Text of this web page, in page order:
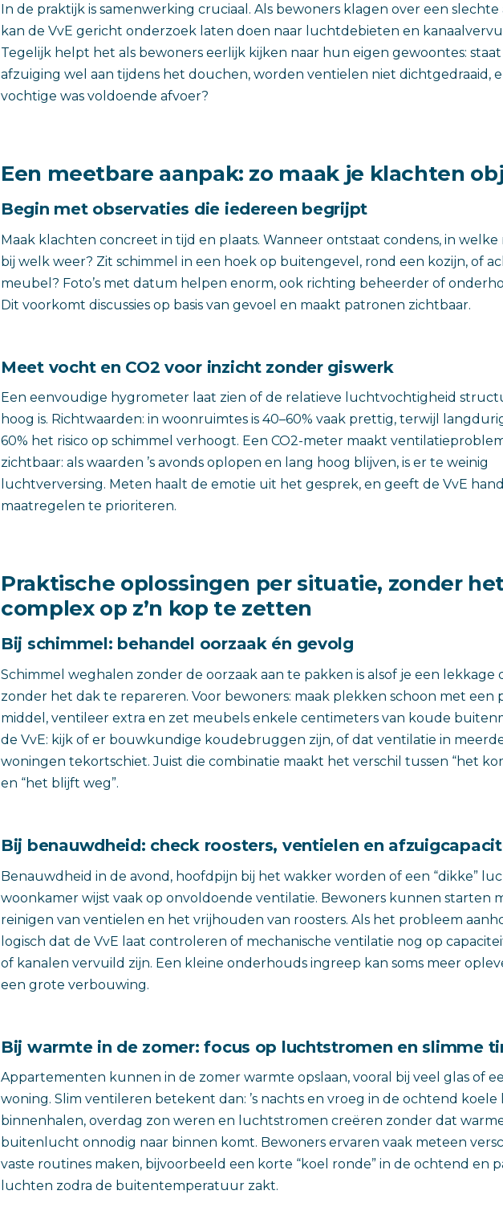
In de praktijk is samenwerking cruciaal. Als bewoners klagen over een slechte
kan de VvE gericht onderzoek laten doen naar luchtdebieten en
Tegelijk helpt het als bewoners eerlijk kijken naar hun eigen gewoontes:
afzuiging wel aan tijdens het douchen, worden ventielen niet dichtgedraaid,
vochtige was voldoende afvoer?
Een meetbare aanpak: zo maak je klachten
Begin met observaties die iedereen begrijpt
Maak klachten concreet in tijd en plaats. Wanneer ontstaat condens, in welke
bij welk weer? Zit schimmel in een hoek op buitengevel, rond een kozijn, of
meubel? Foto’s met datum helpen enorm, ook richting beheerder of
Dit voorkomt discussies op basis van gevoel en maakt patronen zichtbaar.
Meet vocht en CO2 voor inzicht zonder giswerk
Een eenvoudige hygrometer laat zien of de relatieve luchtvochtigheid
hoog is. Richtwaarden: in woonruimtes is 40–60% vaak prettig, terwijl
60% het risico op schimmel verhoogt. Een CO2-meter maakt
zichtbaar: als waarden ’s avonds oplopen en lang hoog blijven, is er te weinig
luchtverversing. Meten haalt de emotie uit het gesprek, en geeft de VvE
maatregelen te prioriteren.
Praktische oplossingen per situatie, zonder
complex op z’n kop te zetten
Bij schimmel: behandel oorzaak én gevolg
Schimmel weghalen zonder de oorzaak aan te pakken is alsof je een lekkage
zonder het dak te repareren. Voor bewoners: maak plekken schoon met een
middel, ventileer extra en zet meubels enkele centimeters van koude
de VvE: kijk of er bouwkundige koudebruggen zijn, of dat ventilatie in
woningen tekortschiet. Juist die combinatie maakt het verschil tussen “het
en “het blijft weg”.
Bij benauwdheid: check roosters, ventielen en
Benauwdheid in de avond, hoofdpijn bij het wakker worden of een “dikke”
woonkamer wijst vaak op onvoldoende ventilatie. Bewoners kunnen starten
reinigen van ventielen en het vrijhouden van roosters. Als het probleem
logisch dat de VvE laat controleren of mechanische ventilatie nog op
of kanalen vervuild zijn. Een kleine onderhouds ingreep kan soms meer
een grote verbouwing.
Bij warmte in de zomer: focus op luchtstromen en slimme
Appartementen kunnen in de zomer warmte opslaan, vooral bij veel glas of
woning. Slim ventileren betekent dan: ’s nachts en vroeg in de ochtend
binnenhalen, overdag zon weren en luchtstromen creëren zonder dat
buitenlucht onnodig naar binnen komt. Bewoners ervaren vaak meteen
vaste routines maken, bijvoorbeeld een korte “koel ronde” in de ochtend en
luchten zodra de buitentemperatuur zakt.